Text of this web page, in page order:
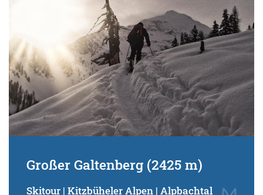
Großer Galtenberg (2425 m)
Skitour | Kitzbüheler Alpen | Alpbachtal